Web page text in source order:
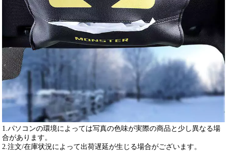
1.パソコンの環境によっては写真の色味が実際の商品と少し異なる場
合があります。
2.注文/在庫状況によって出荷遅延が生じる場合がございます。